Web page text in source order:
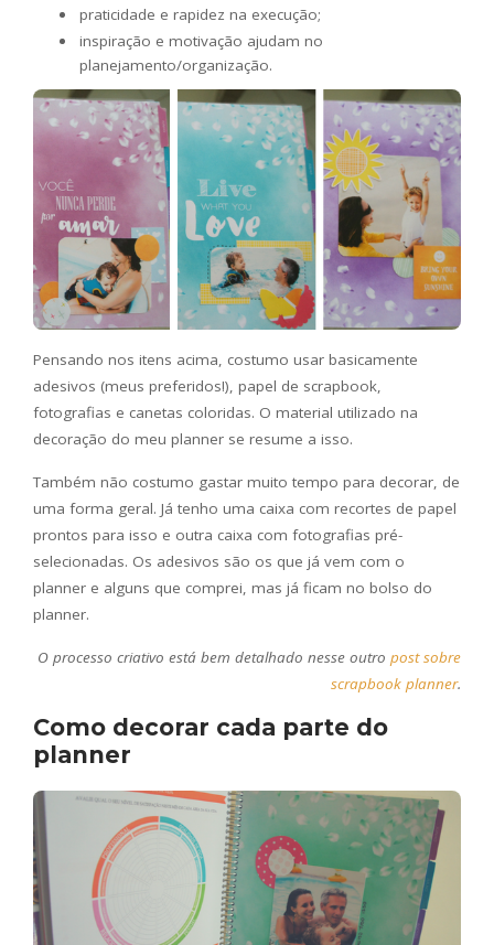
praticidade e rapidez na execução;
inspiração e motivação ajudam no
planejamento/organização.
Pensando nos itens acima, costumo usar basicamente
adesivos (meus preferidos!), papel de scrapbook,
fotografias e canetas coloridas. O material utilizado na
decoração do meu planner se resume a isso.
Também não costumo gastar muito tempo para decorar, de
uma forma geral. Já tenho uma caixa com recortes de papel
prontos para isso e outra caixa com fotografias pré-
selecionadas. Os adesivos são os que já vem com o
planner e alguns que comprei, mas já ficam no bolso do
planner.
O processo criativo está bem detalhado nesse outro post sobre
scrapbook planner.
Como decorar cada parte do
planner